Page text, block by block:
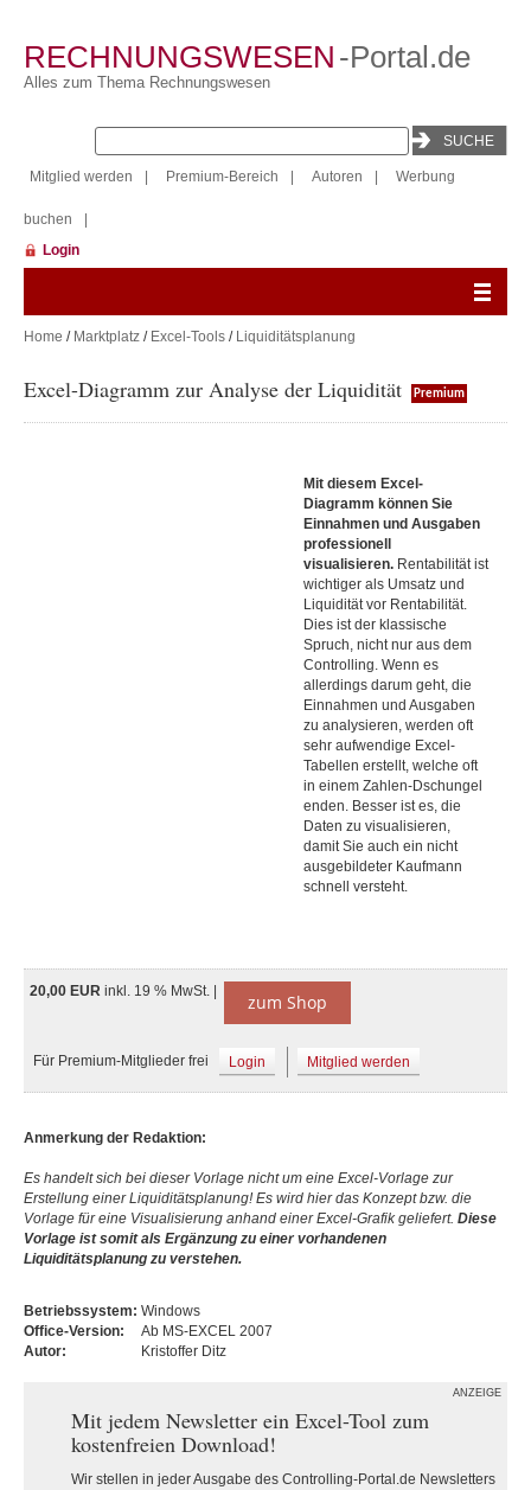
RECHNUNGSWESEN -Portal.de
Alles zum Thema Rechnungswesen
Mitglied werden Premium-Bereich Autoren Werbung
buchen
Login
Home / Marktplatz / Excel-Tools / Liquiditätsplanung
Excel-Diagramm zur Analyse der Liquidität Premium
Mit diesem Excel-
Diagramm können Sie
Einnahmen und Ausgaben
professionell
visualisieren. Rentabilität ist
wichtiger als Umsatz und
Liquidität vor Rentabilität.
Dies ist der klassische
Spruch, nicht nur aus dem
Controlling. Wenn es
allerdings darum geht, die
Einnahmen und Ausgaben
zu analysieren, werden oft
sehr aufwendige Excel-
Tabellen erstellt, welche oft
in einem Zahlen-Dschungel
enden. Besser ist es, die
Daten zu visualisieren,
damit Sie auch ein nicht
ausgebildeter Kaufmann
schnell versteht.
20,00 EUR inkl. 19 % MwSt. | zum Shop
Für Premium-Mitglieder frei Login Mitglied werden
Anmerkung der Redaktion:
Es handelt sich bei dieser Vorlage nicht um eine Excel-Vorlage zur
Erstellung einer Liquiditätsplanung! Es wird hier das Konzept bzw. die
Vorlage für eine Visualisierung anhand einer Excel-Grafik geliefert. Diese
Vorlage ist somit als Ergänzung zu einer vorhandenen
Liquiditätsplanung zu verstehen.
Betriebssystem: Windows
Office-Version:
Ab MS-EXCEL 2007
Autor:
Kristoffer Ditz
ANZEIGE
Mit jedem Newsletter ein Excel-Tool zum
kostenfreien Download!
Wir stellen in jeder Ausgabe des Controlling-Portal.de Newsletters